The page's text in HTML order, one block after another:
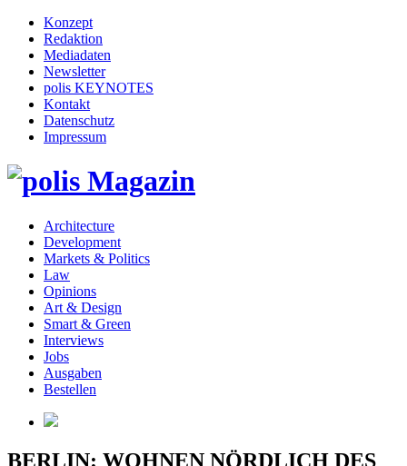
Konzept
Redaktion
Mediadaten
Newsletter
polis KEYNOTES
Kontakt
Datenschutz
Impressum
Architecture
Development
Markets & Politics
Law
Opinions
Art & Design
Smart & Green
Interviews
Jobs
Ausgaben
Bestellen
BERLIN: WOHNEN NÖRDLICH DES